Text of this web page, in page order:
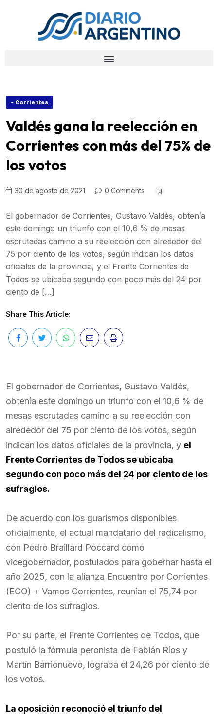
- Corrientes
Valdés gana la reelección en
Corrientes con más del 75% de
los votos
30 de agosto de 2021 0 Comments
El gobernador de Corrientes, Gustavo Valdés, obtenía
este domingo un triunfo con el 10,6 % de mesas
escrutadas camino a su reelección con alrededor del
75 por ciento de los votos, según indican los datos
oficiales de la provincia, y el Frente Corrientes de
Todos se ubicaba segundo con poco más del 24 por
ciento de […]
Share This Article:
El gobernador de Corrientes, Gustavo Valdés,
obtenía este domingo un triunfo con el 10,6 % de
mesas escrutadas camino a su reelección con
alrededor del 75 por ciento de los votos, según
indican los datos oficiales de la provincia, y el
Frente Corrientes de Todos se ubicaba
segundo con poco más del 24 por ciento de los
sufragios.
De acuerdo con los guarismos disponibles
oficialmente, el actual mandatario del radicalismo,
con Pedro Braillard Poccard como
vicegobernador, postulados para gobernar hasta el
año 2025, con la alianza Encuentro por Corrientes
(ECO) + Vamos Corrientes, reunían el 75,74 por
ciento de los sufragios.
Por su parte, el Frente Corrientes de Todos, que
postuló la fórmula peronista de Fabián Ríos y
Martín Barrionuevo, lograba el 24,26 por ciento de
los votos.
La oposición reconoció el triunfo del